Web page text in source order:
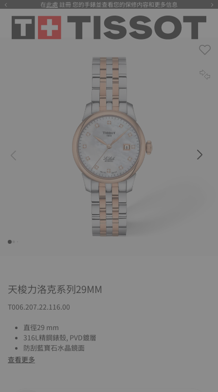
在此處 註冊 您的手錶並查看您的保修内容和更多信息
注册
天梭力洛克系列29MM
T006.207.22.116.00
直徑29 mm
316L精鋼錶殼, PVD鍍層
防刮藍寶石水晶鏡面
查看更多